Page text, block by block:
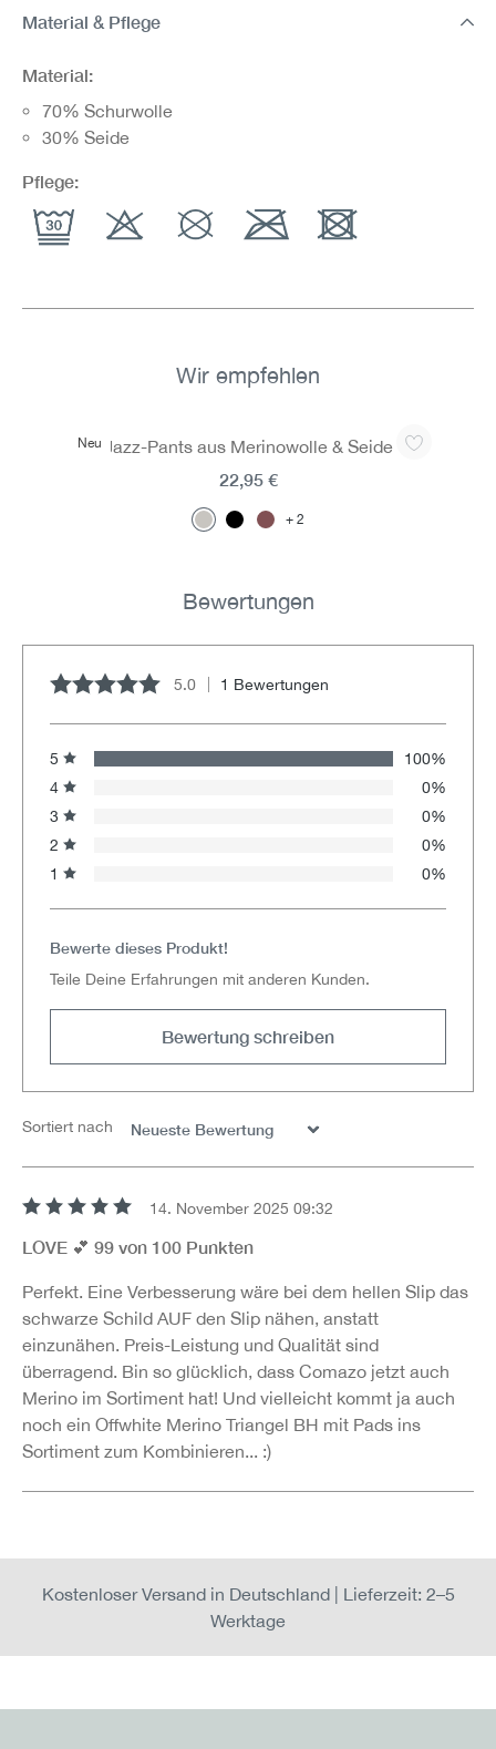
Material & Pflege
Material:
70% Schurwolle
30% Seide
Pflege:
Wir empfehlen
Neu Jazz-Pants aus Merinowolle & Seide
2
22,95 €
Bewertungen
Durchschnittliche Bewertung von 5 von 5 Sternen
5.0 1 Bewertungen
Sortiert nach
5
100%
4
0%
3
0%
2
0%
1
0%
Bewerte dieses Produkt!
Teile Deine Erfahrungen mit anderen Kunden.
Bewertung schreiben
14. November 2025 09:32
LOVE 💕 99 von 100 Punkten
Perfekt. Eine Verbesserung wäre bei dem hellen Slip das
schwarze Schild AUF den Slip nähen, anstatt
einzunähen. Preis-Leistung und Qualität sind
überragend. Bin so glücklich, dass Comazo jetzt auch
Merino im Sortiment hat! Und vielleicht kommt ja auch
noch ein Offwhite Merino Triangel BH mit Pads ins
Sortiment zum Kombinieren... :)
Kostenloser Versand in Deutschland | Lieferzeit: 2–5
Werktage